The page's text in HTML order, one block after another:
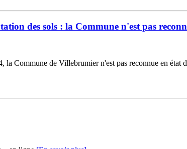
des sols : la Commune n'est pas
Commune de Villebrumier n'est pas reconnue en état